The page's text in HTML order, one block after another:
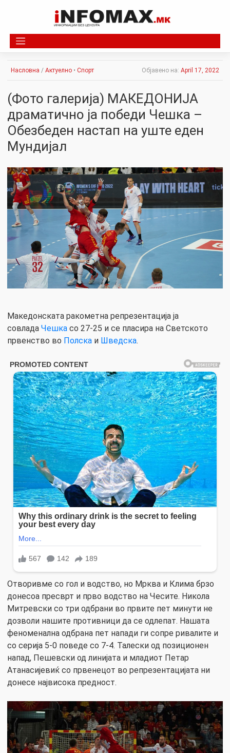
Насловна / Актуелно • Спорт Објавено на: April 17, 2022
(Фото галерија) МАКЕДОНИЈА
драматично ја победи Чешка –
Обезбеден настап на уште еден
Мундијал
Македонската ракометна репрезентација ја
совлада Чешка со 27-25 и се пласира на Светското
првенство во Полска и Шведска.
Отворивме со гол и водство, но Мрква и Клима брзо
донесоа пресврт и прво водство на Чесите. Никола
Митревски со три одбрани во првите пет минути не
дозволи нашите противници да се одлепат. Нашата
феноменална одбрана пет напади ги сопре ривалите и
со серија 5-0 поведе со 7-4. Талески од позиционен
напад, Пешевски од линијата и младиот Петар
Атанасијевиќ со првенецот во репрезентацијата ни
донесе највисока предност.